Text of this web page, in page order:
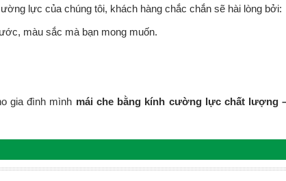
lực của chúng tôi, khách hàng chắc chắn sẽ hài lòng bởi:
màu sắc mà bạn mong muốn.
gia đình mình mái che bằng kính cường lực chất lượng